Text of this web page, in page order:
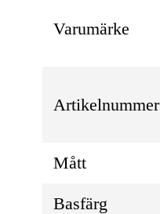
Varumärke
Artikelnummer
Mått
Basfärg